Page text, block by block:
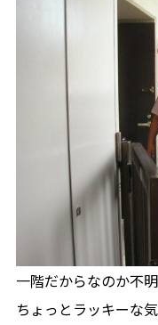
一階だからなのか不
ちょっとラッキーな気